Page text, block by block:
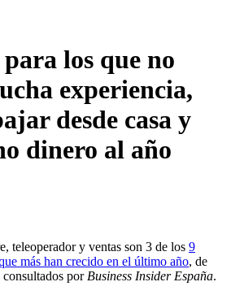
los que no
experiencia,
desde casa y
dinero al año
teleoperador y ventas son 3 de los 9
más han crecido en el último año, de
por Business Insider España.